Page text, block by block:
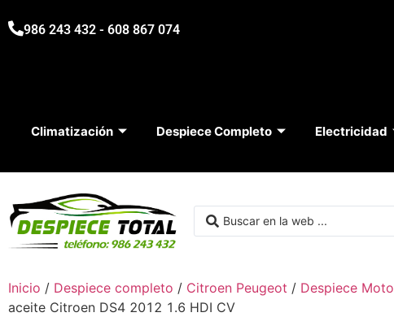
986 243 432 - 608 867 074
Climatización Despiece Completo Electricidad
Inicio / Despiece completo / Citroen Peugeot / Despiece
aceite Citroen DS4 2012 1.6 HDI CV